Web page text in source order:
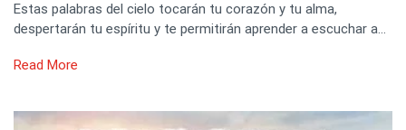
Estas palabras del cielo tocarán tu corazón y tu alma,
despertarán tu espíritu y te permitirán aprender a escuchar a…
Read More